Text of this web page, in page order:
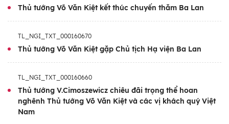
Thủ tướng Võ Văn Kiệt kết thúc chuyến thăm Ba Lan
TL_NGI_TXT_000160670
Thủ tướng Võ Văn Kiệt gặp Chủ tịch Hạ viện Ba Lan
TL_NGI_TXT_000160660
Thủ tướng V.Cimoszewicz chiêu đãi trọng thể hoan
nghênh Thủ tướng Võ Văn Kiệt và các vị khách quý Việt
Nam